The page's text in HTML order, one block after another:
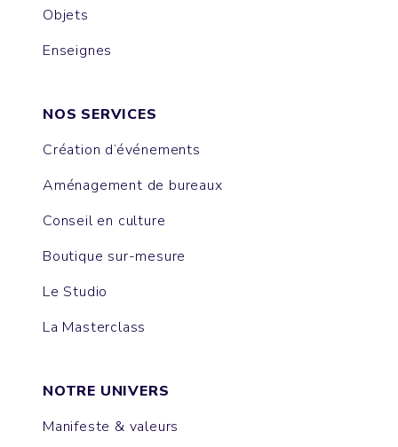
Objets
Enseignes
NOS SERVICES
Création d’événements
Aménagement de bureaux
Conseil en culture
Boutique sur-mesure
Le Studio
La Masterclass
NOTRE UNIVERS
Manifeste & valeurs